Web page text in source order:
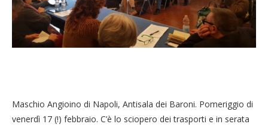
Maschio Angioino di Napoli, Antisala dei Baroni. Pomeriggio di
venerdì 17 (!) febbraio. C’è lo sciopero dei trasporti e in serata